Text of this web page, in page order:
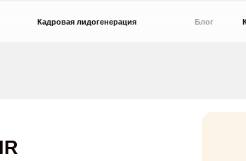
Кадровая лидогенерация Карьера
году